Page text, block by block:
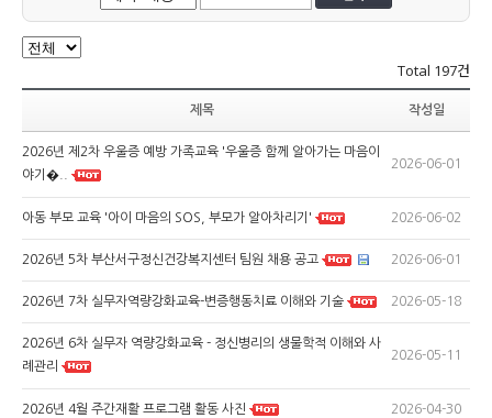
Total 197건
제목 작성일
2026년 제2차 우울증 예방 가족교육 '우울증 함께 알아가는 마음이
야기�..
2026-06-01
아동 부모 교육 '아이 마음의 SOS, 부모가 알아차리기' 2026-06-02
2026년 5차 부산서구정신건강복지센터 팀원 채용 공고 2026-06-01
2026년 7차 실무자역량강화교육-변증행동치료 이해와 기술 2026-05-18
2026년 6차 실무자 역량강화교육 - 정신병리의 생물학적 이해와 사
례관리
2026-05-11
2026년 4월 주간재활 프로그램 활동 사진 2026-04-30